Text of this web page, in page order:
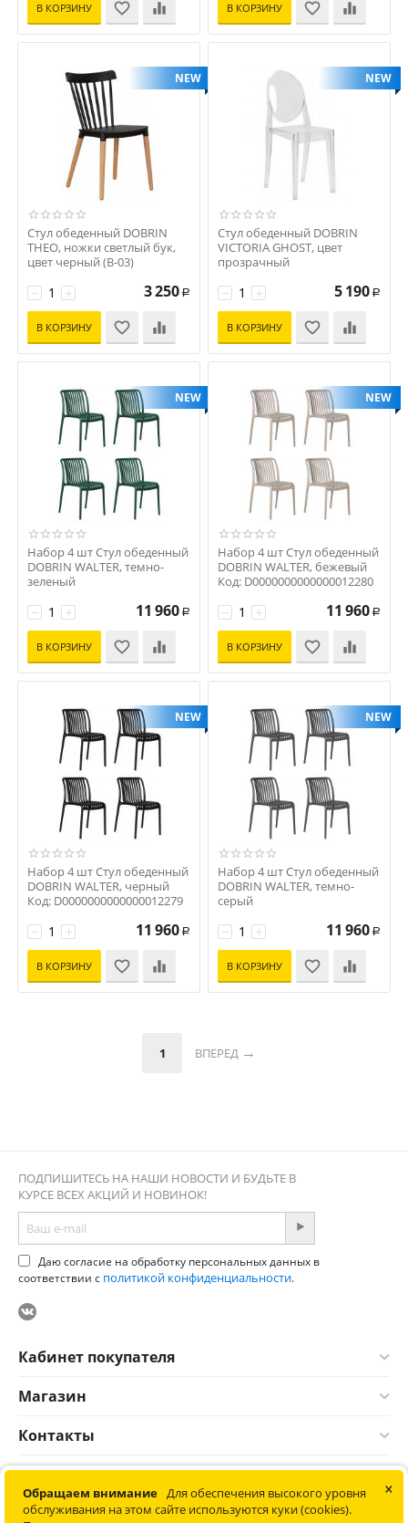
В КОРЗИНУ В КОРЗИНУ
NEW
Стул обеденный DOBRIN
THEO, ножки светлый бук,
цвет черный (B-03)
+
− 3 250 Р
В КОРЗИНУ
NEW
Стул обеденный DOBRIN
VICTORIA GHOST, цвет
прозрачный
+
− 5 190 Р
В КОРЗИНУ
NEW
Набор 4 шт Стул обеденный
DOBRIN WALTER, темно-
зеленый
+
− 11 960 Р
В КОРЗИНУ
NEW
Набор 4 шт Стул обеденный
DOBRIN WALTER, бежевый
Код: D0000000000000012280
+
− 11 960 Р
В КОРЗИНУ
NEW
Набор 4 шт Стул обеденный
DOBRIN WALTER, черный
Код: D0000000000000012279
+
− 11 960 Р
В КОРЗИНУ
NEW
Набор 4 шт Стул обеденный
DOBRIN WALTER, темно-
серый
+
− 11 960 Р
В КОРЗИНУ
1 ВПЕРЕД
ПОДПИШИТЕСЬ НА НАШИ НОВОСТИ И БУДЬТЕ В
КУРСЕ ВСЕХ АКЦИЙ И НОВИНОК!
Даю согласие на обработку персональных данных в
соответствии с политикой конфиденциальности.
Кабинет покупателя
Магазин
Контакты
© 2012-2026 Соната. Все права защищены. Информация сайта
защищена законом об авторских правах. Не является
публичной офертой.
×
Обращаем внимание Для обеспечения высокого уровня
обслуживания на этом сайте используются куки (cookies).